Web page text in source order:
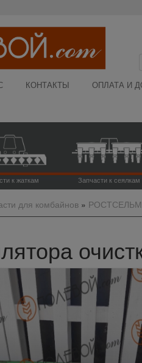
КОНТАКТЫ ОПЛАТА И
к жаткам Запчасти к сеялкам
для комбайнов»